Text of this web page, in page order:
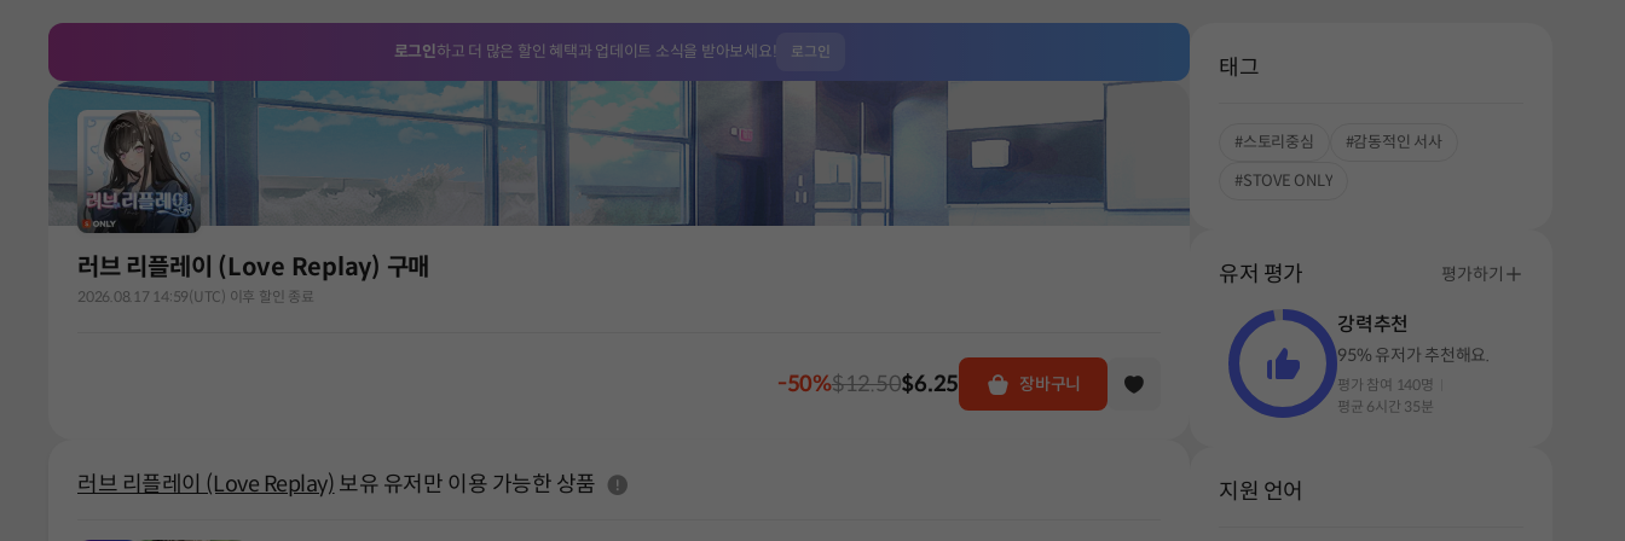
로그인하고 더 많은 할인 혜택과 업데이트 소식을 받아보세요! 로그인
러브 리플레이 (Love Replay) 구매
2026.08.17 14:59(UTC) 이후 할인 종료
-50%$12.50$6.25 장바구니
러브 리플레이 (Love Replay) 보유 유저만 이용 가능한 상품 도움말
태그
#스토리중심
#감동적인 서사
#STOVE ONLY
유저 평가 평가하기
강력추천
95% 유저가 추천해요.
평가 참여 140명
평균 6시간 35분
지원 언어